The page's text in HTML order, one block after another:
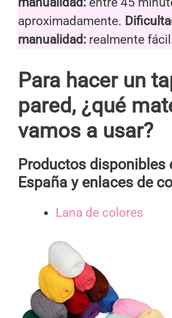
aproximadamente.
manualidad: realmente
Para hacer un
pared, ¿qué
vamos a usar?
Productos disponibles
España y enlaces de
Lana de colores